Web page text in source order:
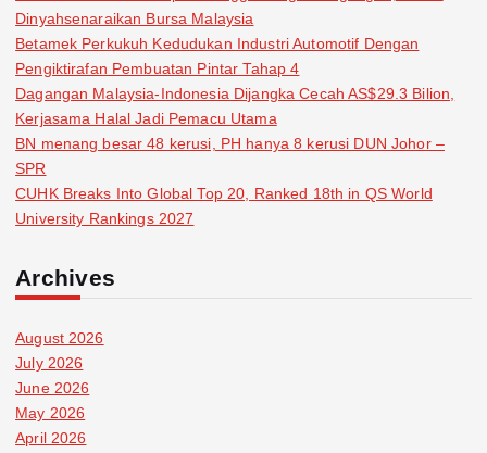
Dinyahsenaraikan Bursa Malaysia
Betamek Perkukuh Kedudukan Industri Automotif Dengan
Pengiktirafan Pembuatan Pintar Tahap 4
Dagangan Malaysia-Indonesia Dijangka Cecah AS$29.3 Bilion,
Kerjasama Halal Jadi Pemacu Utama
BN menang besar 48 kerusi, PH hanya 8 kerusi DUN Johor –
SPR
CUHK Breaks Into Global Top 20, Ranked 18th in QS World
University Rankings 2027
Archives
August 2026
July 2026
June 2026
May 2026
April 2026